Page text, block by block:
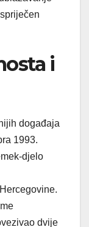
i
događaja
1993.
djelo
dvije